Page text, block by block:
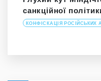
санкційної
КОНФІСКАЦІЯ РОСІЙСЬКИХ